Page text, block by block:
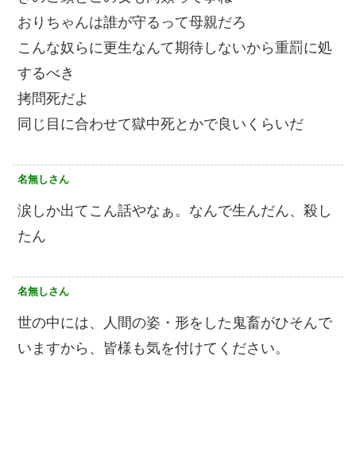
おりちゃんは誰が守るって母親だろ
こんな奴らに更生なんて期待しないから重罰に処
するべき
拷問死だよ
同じ目に合わせて獄中死とかで良いくらいだ
名無しさん
涙しか出てこん話やなぁ。なんで生んだん、殺し
たん
名無しさん
世の中には、人間の姿・形をした鬼畜がひそんで
いますから、皆様も気を付けてください。